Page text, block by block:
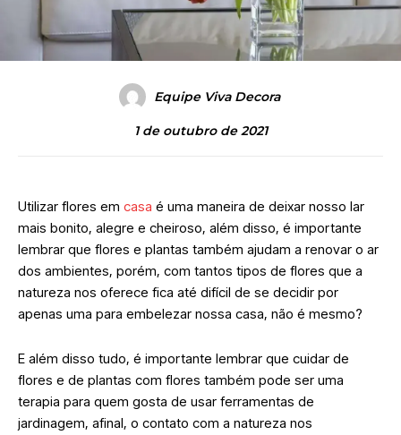
Equipe Viva Decora
1 de outubro de 2021
Utilizar flores em casa é uma maneira de deixar nosso lar
mais bonito, alegre e cheiroso, além disso, é importante
lembrar que flores e plantas também ajudam a renovar o ar
dos ambientes, porém, com tantos tipos de flores que a
natureza nos oferece fica até difícil de se decidir por
apenas uma para embelezar nossa casa, não é mesmo?
E além disso tudo, é importante lembrar que cuidar de
flores e de plantas com flores também pode ser uma
terapia para quem gosta de usar ferramentas de
jardinagem, afinal, o contato com a natureza nos